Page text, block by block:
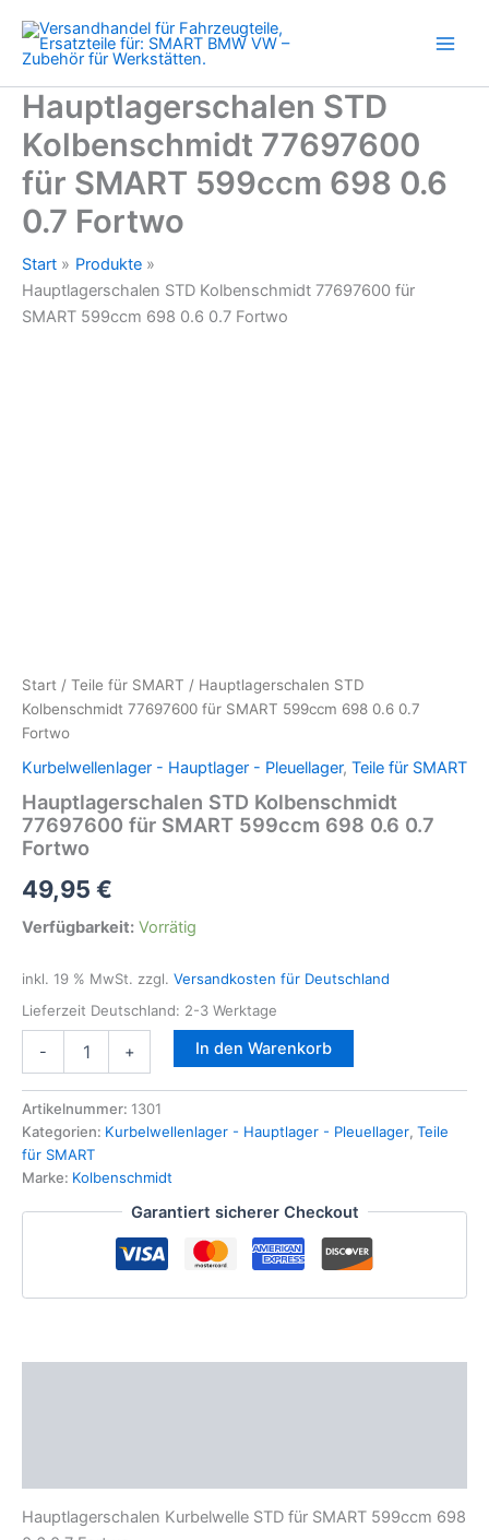
Inhalt
springen
Hauptlagerschalen STD
Kolbenschmidt 77697600
für SMART 599ccm 698 0.6
0.7 Fortwo
Start
Produkte
Hauptlagerschalen STD Kolbenschmidt 77697600 für
SMART 599ccm 698 0.6 0.7 Fortwo
Start / Teile für SMART / Hauptlagerschalen STD
Kolbenschmidt 77697600 für SMART 599ccm 698 0.6 0.7
Fortwo
Kurbelwellenlager - Hauptlager - Pleuellager, Teile für SMART
Hauptlagerschalen STD Kolbenschmidt
77697600 für SMART 599ccm 698 0.6 0.7
Fortwo
49,95 €
Verfügbarkeit: Vorrätig
inkl. 19 % MwSt. zzgl. Versandkosten für Deutschland
Lieferzeit Deutschland: 2-3 Werktage
-
77697600
für
SMART
599ccm
0.6
+ In den Warenkorb
Artikelnummer: 1301
Kategorien: Kurbelwellenlager - Hauptlager - Pleuellager, Teile
für SMART
Marke: Kolbenschmidt
Garantiert sicherer Checkout
Hauptlagerschalen Kurbelwelle STD für SMART 599ccm 698
599ccm
698
0.6
0.7
Fortwo
Menge